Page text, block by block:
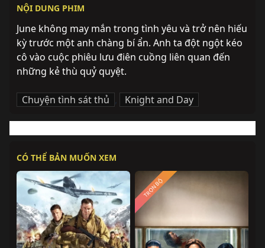
NỘI DUNG PHIM
June không may mắn trong tình yêu và trở nên hiếu
kỳ trước một anh chàng bí ẩn. Anh ta đột ngột kéo
cô vào cuộc phiêu lưu điên cuồng liên quan đến
những kẻ thù quỷ quyệt.
Chuyện tình sát thủ , Knight and Day
CÓ THỂ BẢN MUỐN XEM
TRỌN BỘ